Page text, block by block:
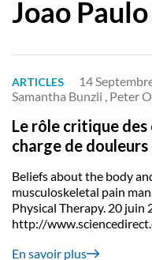
Joao
ARTICLES 14
Samantha Bunzli , Peter
Le rôle critique des
charge de
Beliefs about the body
musculoskeletal pain
Physical Therapy. 20 juin
http://
En savoir plus